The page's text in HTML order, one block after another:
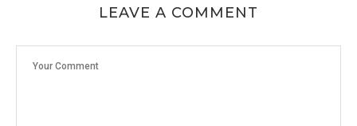
LEAVE A COMMENT